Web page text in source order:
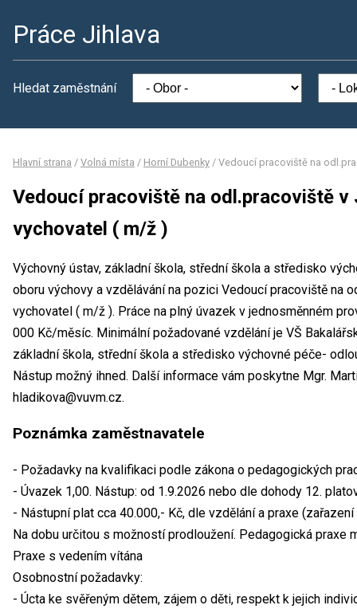
Práce Jihlava
Hledat zaměstnání
Hlavní strana / Volná místa / Horní Dubenky / Vedoucí pracoviště na
Vedoucí pracoviště na odl.pracoviště
vychovatel ( m/ž )
Výchovný ústav, základní škola, střední škola a středisko
oboru výchovy a vzdělávání na pozici Vedoucí pracoviště na
vychovatel ( m/ž ). Práce na plný úvazek v jednosměnném
000 Kč/měsíc. Minimální požadované vzdělání je VŠ
základní škola, střední škola a středisko výchovné péče-
Nástup možný ihned. Další informace vám poskytne Mgr.
hladikova@vuvm.cz.
Poznámka zaměstnavatele
- Požadavky na kvalifikaci podle zákona o pedagogických
- Úvazek 1,00. Nástup: od 1.9.2026 nebo dle dohody 12.
- Nástupní plat cca 40.000,- Kč, dle vzdělání a praxe
Na dobu určitou s možností prodloužení. Pedagogická praxe
Praxe s vedením vítána
Osobnostní požadavky:
- Úcta ke svěřeným dětem, zájem o děti, respekt k jejich